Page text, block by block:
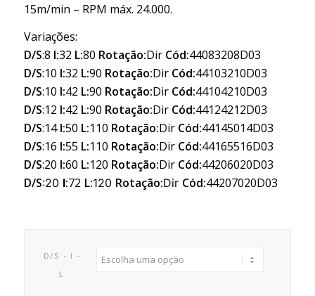
15m/min – RPM máx. 24.000.
Variações:
D/S:8 I:32 L:80 Rotação:Dir Cód:44083208D03
D/S:10 I:32 L:90 Rotação:Dir Cód:44103210D03
D/S:10 I:42 L:90 Rotação:Dir Cód:44104210D03
D/S:12 I:42 L:90 Rotação:Dir Cód:44124212D03
D/S:14I:50 L:110 Rotação:Dir Cód:44145014D03
D/S:16 I:55 L:110 Rotação:Dir Cód:44165516D03
D/S:20 I:60 L:120 Rotação:Dir Cód:44206020D03
D/S:20 I:72 L:120 Rotação:Dir Cód:44207020D03
D/S - I -
L